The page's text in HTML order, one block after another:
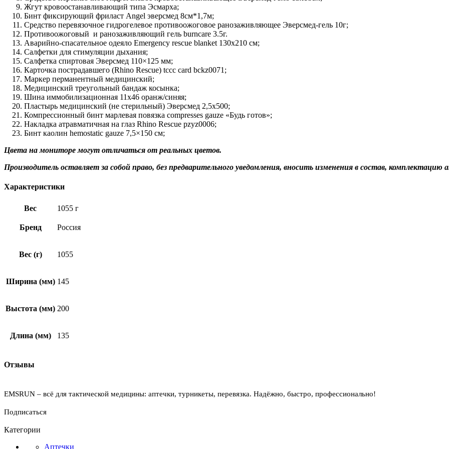
Жгут кровоостанавливающий типа Эсмарха;
Бинт фиксирующий фриласт Angel эверсмед 8см*1,7м;
Средство перевязочное гидрогелевое противоожоговое ранозаживляющее Эверсмед-гель 10г;
Противоожоговый и ранозаживляющий гель burncare 3.5г.
Аварийно-спасательное одеяло Emergency rescue blanket 130х210 см;
Салфетки для стимуляции дыхания;
Салфетка спиртовая Эверсмед 110×125 мм;
Карточка пострадавшего (Rhino Rescue) tccc card bckz0071;
Маркер перманентный медицинский;
Медицинский треугольный бандаж косынка;
Шина иммобилизационная 11х46 оранж/синяя;
Пластырь медицинский (не стерильный) Эверсмед 2,5х500;
Компрессионный бинт марлевая повязка compresses gauze «Будь готов»;
Накладка атравматичная на глаз Rhino Rescue pzyz0006;
Бинт каолин hemostatic gauze 7,5×150 см;
Цвета на мониторе могут отличаться от реальных цветов.
Производитель оставляет за собой право, без предварительного уведомления, вносить изменения в состав, комплектацию
Характеристики
Вес 1055 г
Бренд Россия
Вес (г) 1055
Ширина (мм) 145
Выстота (мм) 200
Длина (мм) 135
Отзывы
EMSRUN – всё для тактической медицины: аптечки, турникеты, перевязка. Надёжно, быстро, профессионально!
Подписаться
Категории
Аптечки